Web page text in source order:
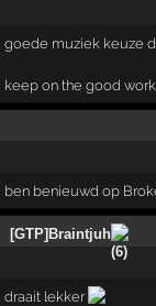
goede muziek keuze
keep on the good
ben benieuwd op
[GTP]Braintjuh
draait lekker